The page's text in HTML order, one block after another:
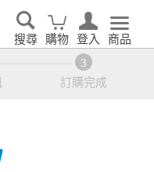
搜尋 購物 登入 商品
訂購完成